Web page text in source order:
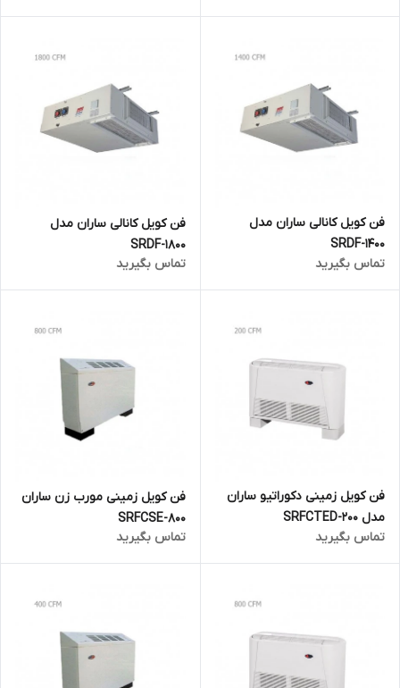
فن کویل کانالی ساران مدل
SRDF-1400
تماس بگیرید
فن کویل کانالی ساران مدل
SRDF-1800
تماس بگیرید
فن کویل زمینی دکوراتیو ساران
مدل 200-SRFCTED
تماس بگیرید
فن کویل زمینی مورب زن ساران
SRFCSE-800
تماس بگیرید